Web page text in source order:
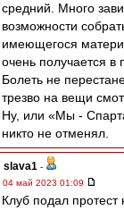
средний. Много
возможности
имеющегося
очень получается в
Болеть не
трезво на вещи
Ну, или «Мы -
никто не отменял.
slava1 -
04 май 2023 01:09
Клуб подал